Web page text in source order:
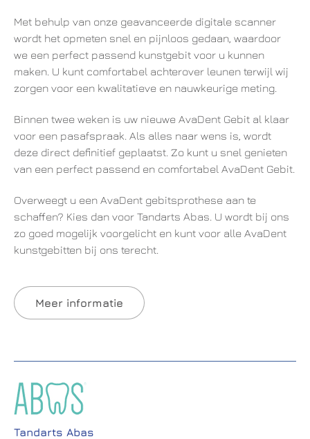
Met behulp van onze geavanceerde digitale scanner
wordt het opmeten snel en pijnloos gedaan, waardoor
we een perfect passend kunstgebit voor u kunnen
maken. U kunt comfortabel achterover leunen terwijl wij
zorgen voor een kwalitatieve en nauwkeurige meting.
Binnen twee weken is uw nieuwe AvaDent Gebit al klaar
voor een pasafspraak. Als alles naar wens is, wordt
deze direct definitief geplaatst. Zo kunt u snel genieten
van een perfect passend en comfortabel AvaDent Gebit.
Overweegt u een AvaDent gebitsprothese aan te
schaffen? Kies dan voor Tandarts Abas. U wordt bij ons
zo goed mogelijk voorgelicht en kunt voor alle AvaDent
kunstgebitten bij ons terecht.
Meer informatie
Tandarts Abas